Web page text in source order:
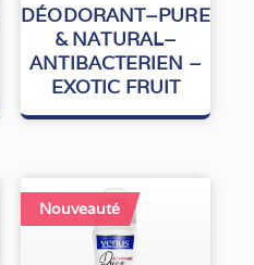
Note
0
DÉODORANT–PURE
& NATURAL–
ANTIBACTERIEN –
EXOTIC FRUIT
Nouveauté